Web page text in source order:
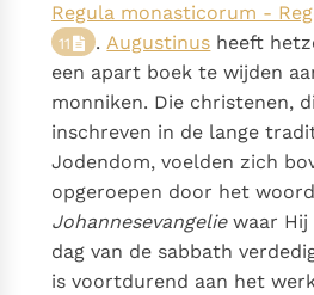
Regula monasticorum -
11 .Augustinus heeft
een apart boek te wijden
monniken. Die christenen,
inschreven in de lange
Jodendom, voelden zich
opgeroepen door het
Johannesevangeliewaar Hij
dag van de sabbath
is voortdurend aan het